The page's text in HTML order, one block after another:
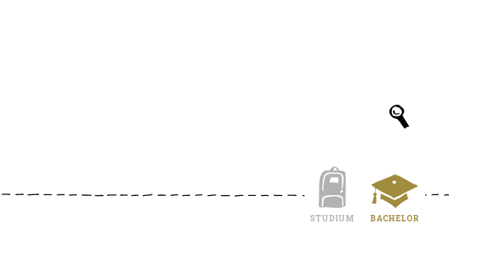
STUDIUM BACHELOR